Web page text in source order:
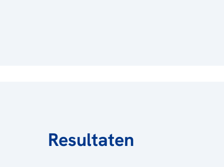
Resultaten